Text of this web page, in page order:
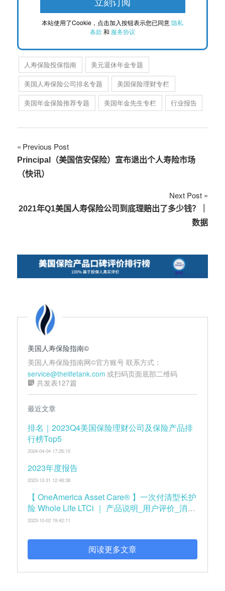
本站使用了Cookie，点击加入按钮表示您已同意隐私
条款 和 服务协议
人寿保险投保指南
美元退休年金专题
美国人寿保险公司排名专题
美国保险理财专栏
美国年金保险推荐专题
美国年金先生专栏 行业报告
文
章
航
Previous Post
Principal（美国信安保险）宣布退出个人寿险市场
（快讯）
Next Post
2021年Q1美国人寿保险公司到底理赔出了多少钱？｜
数据
美国人寿保险指南©️
美国人寿保险指南网©️官方账号 联系方式：
service@thelifetank.com 或扫码页面底部二维码
共发表127篇
最近文章
排名｜2023Q4美国保险理财公司及保险产品排
行榜Top5
2024-04-04 17:26:15
2023年度报告
2023-12-31 12:48:38
【 OneAmerica Asset Care® 】一次付清型长护
险 Whole Life LTCi ｜ 产品说明_用户评价_消费
者手册
2023-10-02 19:42:11
阅读更多文章